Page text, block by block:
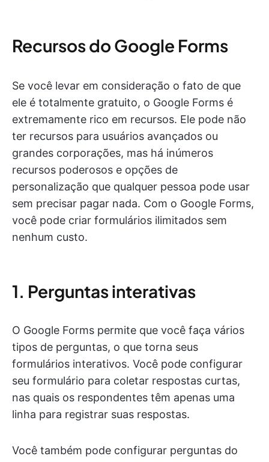
Recursos do Google Forms
Se você levar em consideração o fato de que
ele é totalmente gratuito, o Google Forms é
extremamente rico em recursos. Ele pode não
ter recursos para usuários avançados ou
grandes corporações, mas há inúmeros
recursos poderosos e opções de
personalização que qualquer pessoa pode usar
sem precisar pagar nada. Com o Google Forms,
você pode criar formulários ilimitados sem
nenhum custo.
1. Perguntas interativas
O Google Forms permite que você faça vários
tipos de perguntas, o que torna seus
formulários interativos. Você pode configurar
seu formulário para coletar respostas curtas,
nas quais os respondentes têm apenas uma
linha para registrar suas respostas.
Você também pode configurar perguntas do